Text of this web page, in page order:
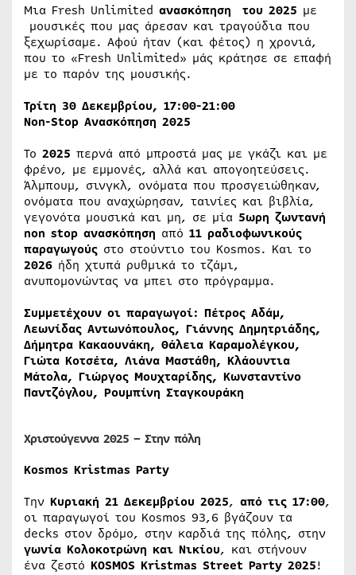
Μια Fresh Unlimited ανασκόπηση του 2025 με
μουσικές που μας άρεσαν και τραγούδια που
ξεχωρίσαμε. Αφού ήταν (και φέτος) η χρονιά,
που το «Fresh Unlimited» μάς κράτησε σε επαφή
με το παρόν της μουσικής.
Τρίτη 30 Δεκεμβρίου, 17:00-21:00
Non-Stop Ανασκόπηση 2025
Το 2025 περνά από μπροστά μας με γκάζι και με
φρένο, με εμμονές, αλλά και απογοητεύσεις.
Άλμπουμ, σινγκλ, ονόματα που προσγειώθηκαν,
ονόματα που αναχώρησαν, ταινίες και βιβλία,
γεγονότα μουσικά και μη, σε μία 5ωρη ζωντανή
non stop ανασκόπηση από 11 ραδιοφωνικούς
παραγωγούς στο στούντιο του Kosmos. Και τo
2026 ήδη χτυπά ρυθμικά το τζάμι,
ανυπομονώντας να μπει στο πρόγραμμα.
Συμμετέχουν οι παραγωγοί: Πέτρος Αδάμ,
Λεωνίδας Αντωνόπουλος, Γιάννης Δημητριάδης,
Δήμητρα Κακαουνάκη, Θάλεια Καραμολέγκου,
Γιώτα Κοτσέτα, Λιάνα Μαστάθη, Κλάουντια
Μάτολα, Γιώργος Μουχταρίδης, Κωνσταντίνο
Παντζόγλου, Ρουμπίνη Σταγκουράκη
Χριστούγεννα 2025 – Στην πόλη
Kosmos Kristmas Party
Την Κυριακή 21 Δεκεμβρίου 2025, από τις 17:00,
οι παραγωγοί του Kosmos 93,6 βγάζουν τα
decks στον δρόμο, στην καρδιά της πόλης, στην
γωνία Κολοκοτρώνη και Νικίου, και στήνουν
ένα ζεστό KOSMOS Kristmas Street Party 2025!